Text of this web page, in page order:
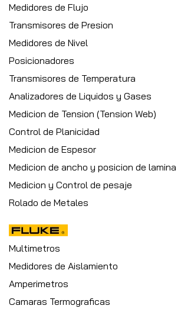
Medidores de Flujo
Transmisores de Presion
Medidores de Nivel
Posicionadores
Transmisores de Temperatura
Analizadores de Liquidos y Gases
Medicion de Tension (Tension Web)
Control de Planicidad
Medicion de Espesor
Medicion de ancho y posicion de lamina
Medicion y Control de pesaje
Rolado de Metales
Multimetros
Medidores de Aislamiento
Amperimetros
Camaras Termograficas